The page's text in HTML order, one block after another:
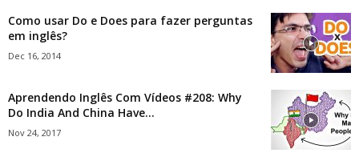
Como usar Do e Does para fazer perguntas
em inglês?
Dec 16, 2014
Aprendendo Inglês Com Vídeos #208: Why
Do India And China Have...
Nov 24, 2017